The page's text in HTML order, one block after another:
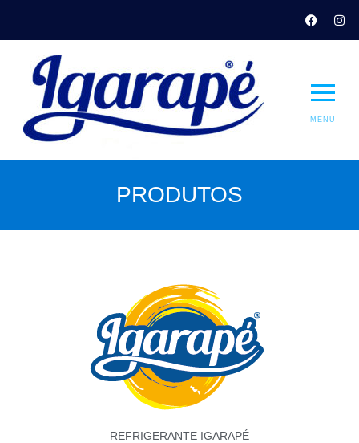
MENU
PRODUTOS
REFRIGERANTE IGARAPÉ